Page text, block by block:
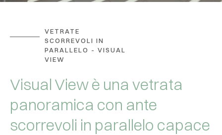
VETRATE
SCORREVOLI IN
PARALLELO - VISUAL
VIEW
Visual View è una vetrata
panoramica con ante
scorrevoli in parallelo capace